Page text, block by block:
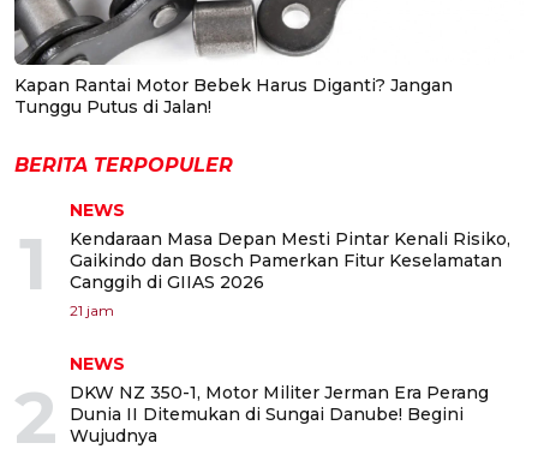
Kapan Rantai Motor Bebek Harus Diganti? Jangan
Tunggu Putus di Jalan!
BERITA TERPOPULER
1
NEWS
Kendaraan Masa Depan Mesti Pintar Kenali Risiko,
Gaikindo dan Bosch Pamerkan Fitur Keselamatan
Canggih di GIIAS 2026
21 jam
2
NEWS
DKW NZ 350-1, Motor Militer Jerman Era Perang
Dunia II Ditemukan di Sungai Danube! Begini
Wujudnya